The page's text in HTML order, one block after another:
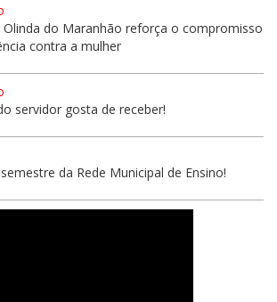
do Maranhão reforça o compromisso
contra a mulher
servidor gosta de receber!
da Rede Municipal de Ensino!